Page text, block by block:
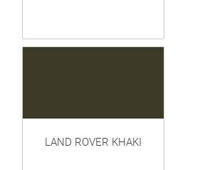
LAND ROVER KHAKI